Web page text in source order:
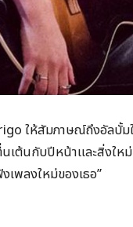
ให้สัมภาษณ์ถึงอัลบั้มใ
เต้นกับปีหน้าและสิ่งให
เพลงใหม่ของเธอ”